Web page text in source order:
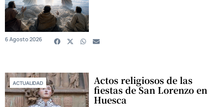
6 Agosto 2026
ACTUALIDAD Actos religiosos de las
fiestas de San Lorenzo en
Huesca